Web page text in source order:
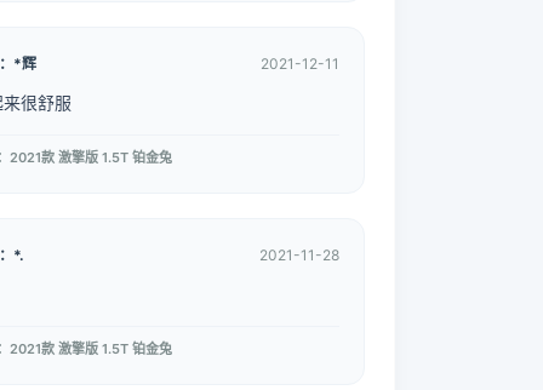
*辉 2021-12-11
很舒服
2021款 激擎版 1.5T 铂金兔
*. 2021-11-28
2021款 激擎版 1.5T 铂金兔